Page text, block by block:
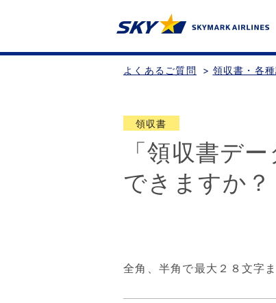
よくあるご質問 > 領収書・各
領収書
「領収書デ
できますか？
全角、半角で最大２８文字